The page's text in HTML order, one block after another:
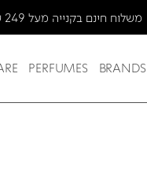
BRANDS
PERFUMES